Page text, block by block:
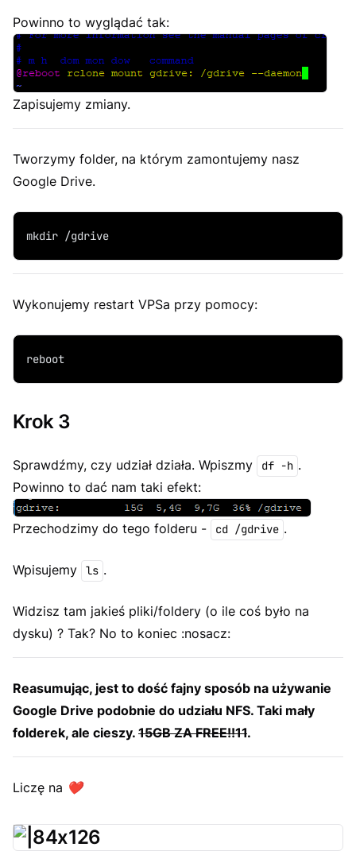
Powinno to wyglądać tak:
Zapisujemy zmiany.
Tworzymy folder, na którym zamontujemy nasz
Google Drive.
mkdir /gdrive
Wykonujemy restart VPSa przy pomocy:
reboot
Krok 3
Sprawdźmy, czy udział działa. Wpiszmy df -h .
Powinno to dać nam taki efekt:
Przechodzimy do tego folderu - cd /gdrive .
Wpisujemy ls .
Widzisz tam jakieś pliki/foldery (o ile coś było na
dysku) ? Tak? No to koniec :nosacz:
Reasumując, jest to dość fajny sposób na używanie
Google Drive podobnie do udziału NFS. Taki mały
folderek, ale cieszy. 15GB ZA FREE!!11.
Liczę na ❤️